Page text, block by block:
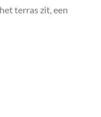
terras zit, een